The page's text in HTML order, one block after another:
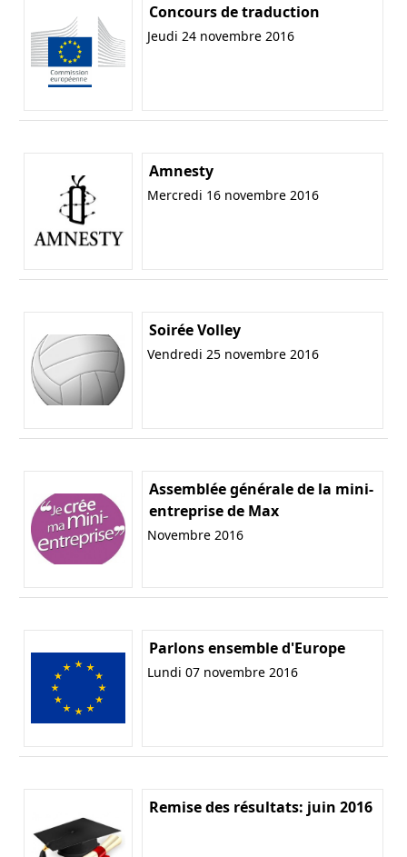
Concours de traduction
Jeudi 24 novembre 2016
Amnesty
Mercredi 16 novembre 2016
Soirée Volley
Vendredi 25 novembre 2016
Assemblée générale de la mini-
entreprise de Max
Novembre 2016
Parlons ensemble d'Europe
Lundi 07 novembre 2016
Remise des résultats: juin 2016